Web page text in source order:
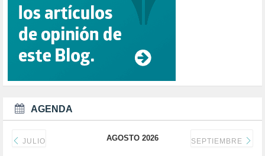
CORONAVIRUS (155)
CORRUPCIÓN (215)
CULTURA (704)
DANA (78)
DD.HH. (1)
DEMOCRACIA (1)
DEMOCRAIA (1)
DEPORTES (2)
DERECHOS SOCIALES (739)
DONALD TRUMP (82)
AGENDA
JULIO AGOSTO 2026 SEPTIEMBRE